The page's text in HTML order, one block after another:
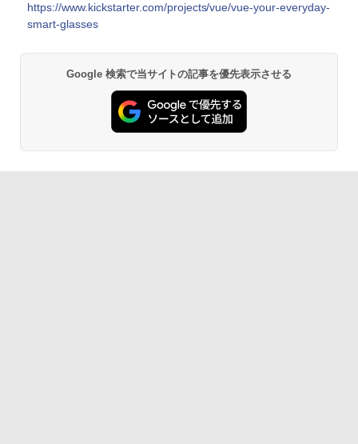
https://www.kickstarter.com/projects/vue/vue-your-everyday-
smart-glasses
Google 検索で当サイトの記事を優先表示させる